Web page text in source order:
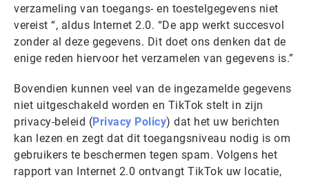
verzameling van toegangs- en toestelgegevens niet
vereist “, aldus Internet 2.0. “De app werkt succesvol
zonder al deze gegevens. Dit doet ons denken dat de
enige reden hiervoor het verzamelen van gegevens is.”
Bovendien kunnen veel van de ingezamelde gegevens
niet uitgeschakeld worden en TikTok stelt in zijn
privacy-beleid (Privacy Policy) dat het uw berichten
kan lezen en zegt dat dit toegangsniveau nodig is om
gebruikers te beschermen tegen spam. Volgens het
rapport van Internet 2.0 ontvangt TikTok uw locatie,